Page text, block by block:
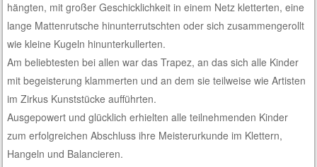
hängten, mit großer Geschicklichkeit in einem Netz kletterten, eine
lange Mattenrutsche hinunterrutschten oder sich zusammengerollt
wie kleine Kugeln hinunterkullerten.
Am beliebtesten bei allen war das Trapez, an das sich alle Kinder
mit begeisterung klammerten und an dem sie teilweise wie Artisten
im Zirkus Kunststücke aufführten.
Ausgepowert und glücklich erhielten alle teilnehmenden Kinder
zum erfolgreichen Abschluss ihre Meisterurkunde im Klettern,
Hangeln und Balancieren.